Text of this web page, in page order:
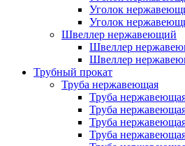
Уголок
Уголок
Швеллер нержавеющий
Швеллер
Швеллер
Трубный прокат
Труба нержавеющая
Труба
Труба
Труба
Труба